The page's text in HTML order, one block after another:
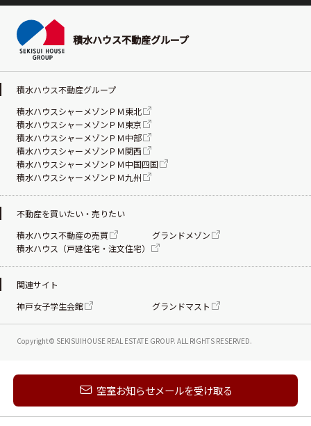
新着メールを受け取る
空室お知らせメールを受け取る
積水ハウス不動産グループ
Copyright© SEKISUIHOUSE REAL ESTATE GROUP. ALL RIGHTS RESERVED.
積水ハウス不動産グループ
積水ハウスシャーメゾンＰＭ東北
積水ハウスシャーメゾンＰＭ東京
積水ハウスシャーメゾンＰＭ中部
積水ハウスシャーメゾンＰＭ関西
積水ハウスシャーメゾンＰＭ中国四国
積水ハウスシャーメゾンＰＭ九州
不動産を買いたい・売りたい
積水ハウス不動産の売買
グランドメゾン
積水ハウス（戸建住宅・注文住宅）
関連サイト
神戸女子学生会館
グランドマスト